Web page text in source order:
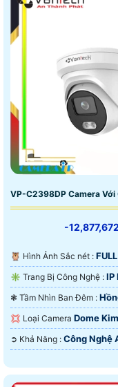
VP-C2398DP Camera Với
-
🦉 Hình Ảnh Sắc nét :
✳️ Trang Bị Công Nghệ : IP
❃ Tầm Nhìn Ban Đêm :
💢 Loại Camera Dome
️➲ Khả Năng : Công Nghệ